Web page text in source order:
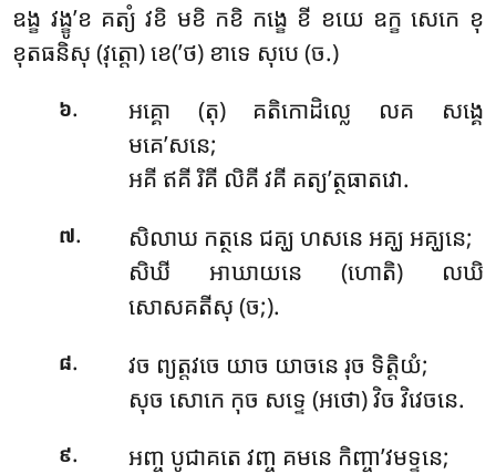
ឧង្ខ វង្ខូ’ខ គត្យំ វខិ មខិ កខិ កង្ខេ ខី ខយេ ឧក្ខ សេកេ ខុ
ខុតធនិសុ (វុត្តោ) ខេ(’ថ) ខាទេ សុបេ (ច.)
៦.
អគ្គោ (តុ) គតិកោដិល្លេ លគ សង្គេ
មគេ’សនេ;
អគី ឥគី រិគី លិគី វគី គត្យ’ត្ថធាតវោ.
៧.
សិលាឃ កត្ថនេ ជគ្ឃ ហសនេ អគ្ឃ អគ្ឃនេ;
សិឃី អាឃាយនេ (ហោតិ) លឃិ
សោសគតីសុ (ច;).
៨.
វច ព្យត្តវចេ យាច យាចនេ រុច ទិត្តិយំ;
សុច សោកេ កុច សទ្ទេ (អថោ) វិច វិវេចនេ.
៩.
អញ្ច បូជាគតេ វញ្ច គមនេ កិញ្ចា’វមទ្ទនេ;